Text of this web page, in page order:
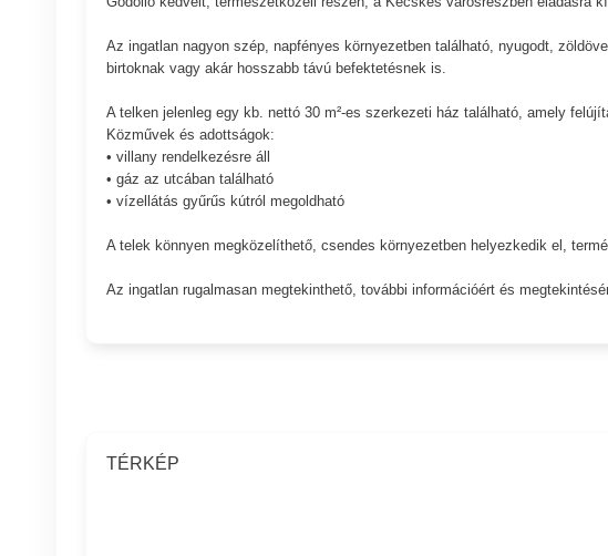
Az ingatlan nagyon szép, napfényes környezetben található, nyugodt,
birtoknak vagy akár hosszabb távú befektetésnek is.
A telken jelenleg egy kb. nettó 30 m²-es szerkezeti ház található, amely
Közművek és adottságok:
• villany rendelkezésre áll
• gáz az utcában található
• vízellátás gyűrűs kútról megoldható
A telek könnyen megközelíthető, csendes környezetben helyezkedik el,
Az ingatlan rugalmasan megtekinthető, további információért és
TÉRKÉP